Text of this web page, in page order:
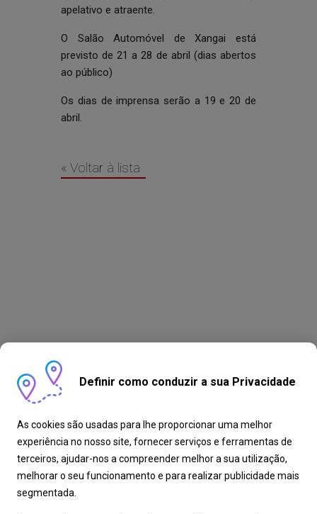
apelativo e atraente.
O Salão Automóvel de Xangai está
previsto de 21 a 28 de abril (dias abertos
ao público)
Os dias de imprensa serão a 19 e 20 de
abril.
« Voltar à lista
Definir como conduzir a sua Privacidade
As cookies são usadas para lhe proporcionar uma melhor
experiência no nosso site, fornecer serviços e ferramentas de
terceiros, ajudar-nos a compreender melhor a sua utilização,
melhorar o seu funcionamento e para realizar publicidade mais
segmentada.